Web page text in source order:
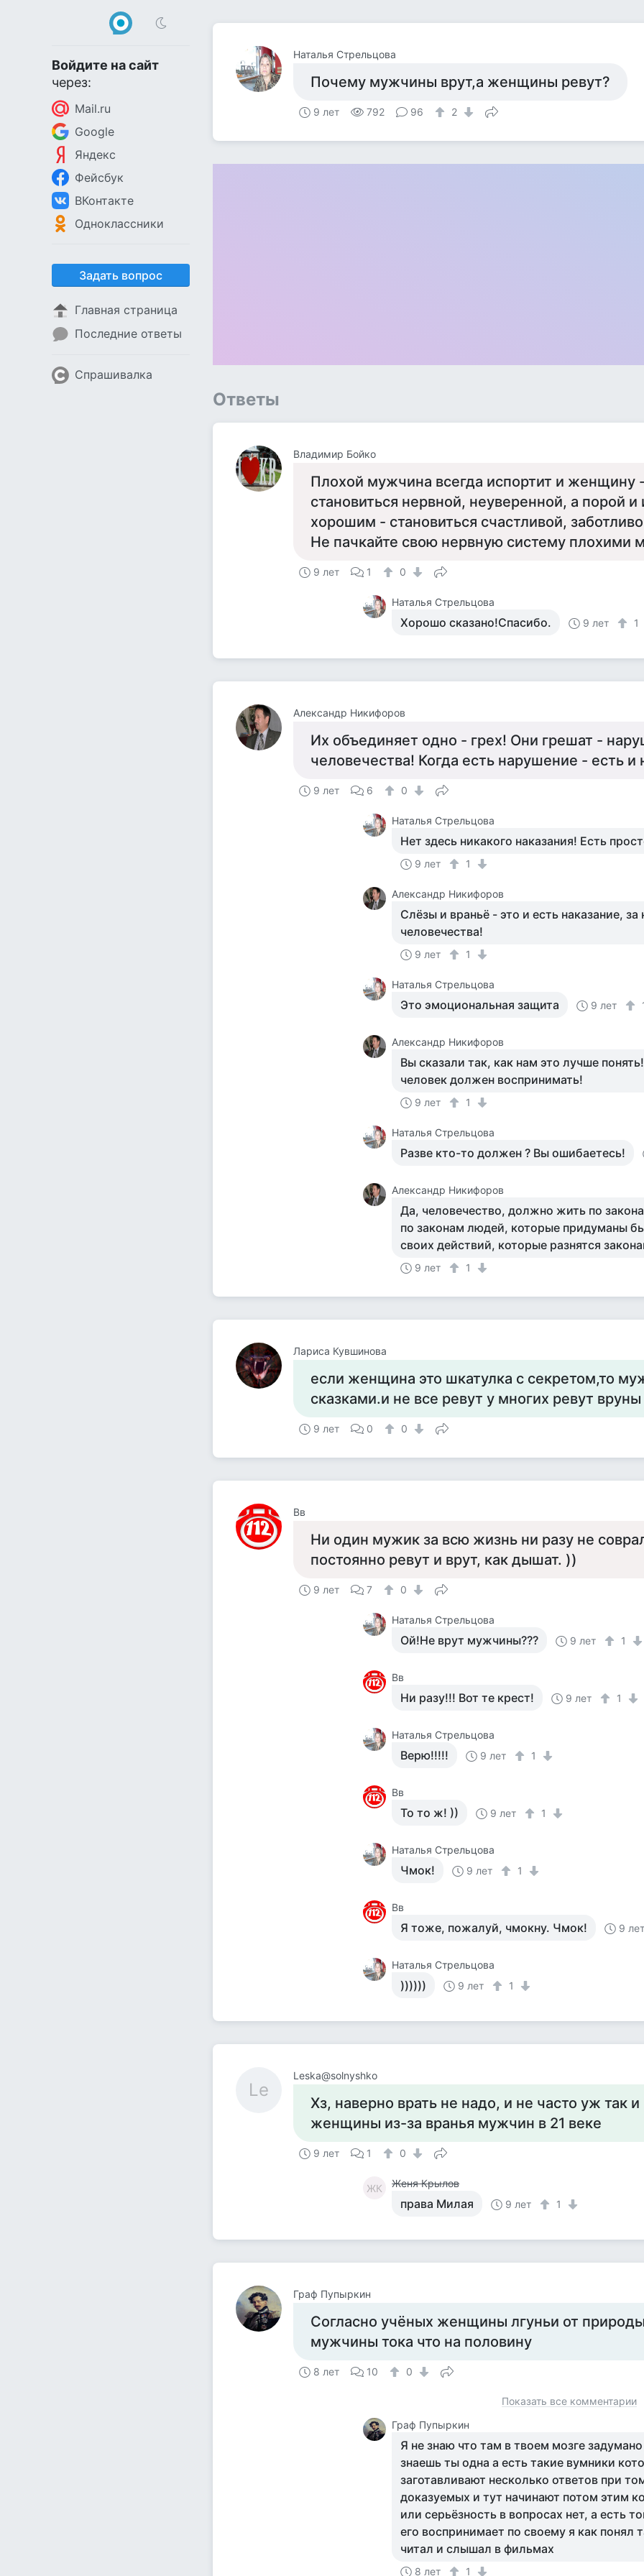
Войдите на сайт
через:
Mail.ru
Google
Яндекс
Фейсбук
ВКонтакте
Одноклассники
Задать вопрос
Главная страница
Последние ответы
Спрашивалка
Наталья Стрельцова
Почему мужчины врут,а женщины ревут?
9 лет 792 96 2
Ответы
Владимир Бойко
Плохой мужчина всегда испортит и женщину
становиться нервной, неуверенной, а порой
хорошим - становиться счастливой,
Не пачкайте свою нервную систему плохими
9 лет 1 0
Наталья Стрельцова
Хорошо сказано!Спасибо. 9 лет 1
Александр Никифоров
Их объединяет одно - грех! Они грешат -
человечества! Когда есть нарушение - есть и
9 лет 6 0
Наталья Стрельцова
Нет здесь никакого наказания! Есть
9 лет 1
Александр Никифоров
Слёзы и враньё - это и есть наказание,
человечества!
9 лет 1
Наталья Стрельцова
Это эмоциональная защита 9 лет
Александр Никифоров
Вы сказали так, как нам это лучше
человек должен воспринимать!
9 лет 1
Наталья Стрельцова
Разве кто-то должен ? Вы ошибаетесь!
Александр Никифоров
Да, человечество, должно жить по
по законам людей, которые придуманы
своих действий, которые разнятся
9 лет 1
Лариса Кувшинова
если женщина это шкатулка с секретом,то
сказками.и не все ревут у многих ревут вруны
9 лет 0 0
Вв
Ни один мужик за всю жизнь ни разу не
постоянно ревут и врут, как дышат. ))
9 лет 7 0
Наталья Стрельцова
Ой!Не врут мужчины??? 9 лет 1
Вв
Ни разу!!! Вот те крест! 9 лет 1
Наталья Стрельцова
Верю!!!!! 9 лет 1
Вв
То то ж! )) 9 лет 1
Наталья Стрельцова
Чмок! 9 лет 1
Вв
Я тоже, пожалуй, чмокну. Чмок! 9
Наталья Стрельцова
)))))) 9 лет 1
Le
Leska@solnyshko
Хз, наверно врать не надо, и не часто уж так и
женщины из-за вранья мужчин в 21 веке
9 лет 1 0
ЖК Женя Крылов
права Милая 9 лет 1
Граф Пупыркин
Согласно учёных женщины лгуньи от
мужчины тока что на половину
8 лет 10 0
Показать все комментарии
Граф Пупыркин
Я не знаю что там в твоем мозге
знаешь ты одна а есть такие вумники
заготавливают несколько ответов при
доказуемых и тут начинают потом этим
или серьёзность в вопросах нет, а есть
его воспринимает по своему я как понял
читал и слышал в фильмах
8 лет 1